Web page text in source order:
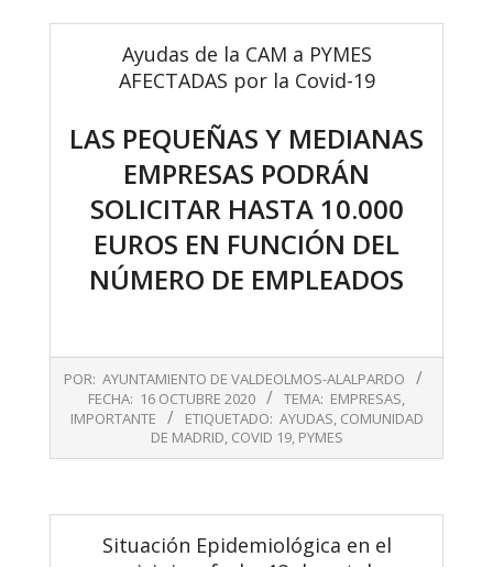
Ayudas de la CAM a PYMES
AFECTADAS por la Covid-19
LAS PEQUEÑAS Y MEDIANAS
EMPRESAS PODRÁN
SOLICITAR HASTA 10.000
EUROS EN FUNCIÓN DEL
NÚMERO DE EMPLEADOS
10-
POR: AYUNTAMIENTO DE VALDEOLMOS-ALALPARDO
FECHA: 16 OCTUBRE 2020 TEMA: EMPRESAS,
IMPORTANTE
ETIQUETADO: AYUDAS, COMUNIDAD
DE MADRID, COVID 19, PYMES
Situación Epidemiológica en el